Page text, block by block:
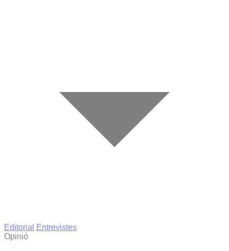
Editorial
Entrevistes
Opinió